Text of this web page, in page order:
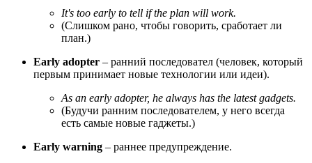
It's too early to tell if the plan will work.
(Слишком рано, чтобы говорить, сработает ли
план.)
Early adopter – ранний последовател (человек, который
первым принимает новые технологии или идеи).
As an early adopter, he always has the latest gadgets.
(Будучи ранним последователем, у него всегда
есть самые новые гаджеты.)
Early warning – раннее предупреждение.